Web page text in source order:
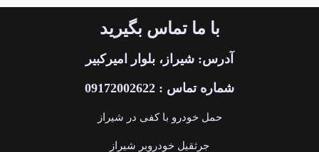
با ما تماس بگیرید
آدرس: شیراز، بلوار امیرکبیر
شماره تماس : 09172002622
حمل خودرو با کفی در شیراز
جرثقیل خودروبر شیراز